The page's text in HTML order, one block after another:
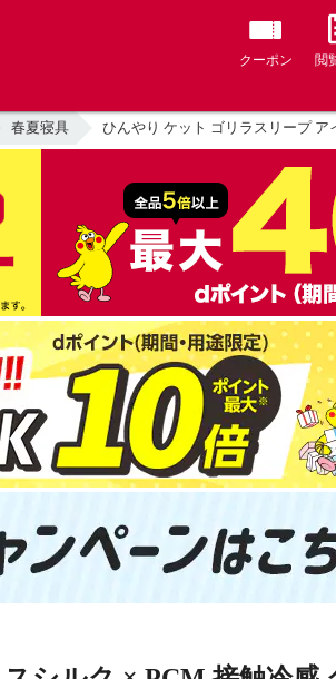
クーポン 閲
春夏寝具 ひんやり ケット ゴリラスリープ ア